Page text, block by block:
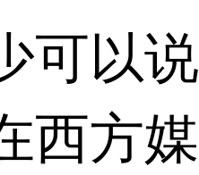
以说
西方